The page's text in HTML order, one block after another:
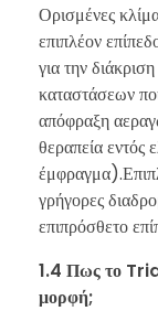
Ορισμένες
επιπλέον
για την
καταστάσεων
απόφραξη
θεραπεία εντός
γρήγορες
επιπρόσθετο
1.4 Πως το
μορφή;